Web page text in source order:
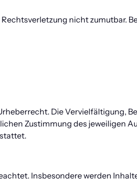
nicht zumutbar.
Die Vervielfältigung,
Zustimmung des jeweiligen
Insbesondere werden